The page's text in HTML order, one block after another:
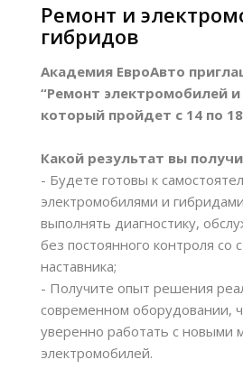
Ремонт и
гибридов
Академия ЕвроАвто
“Ремонт электромобилей
который пройдет с 14 по
Какой результат вы
- Будете готовы к
электромобилями и
выполнять диагностику,
без постоянного контроля со
наставника;
- Получите опыт решения
современном оборудовании,
уверенно работать с новыми
электромобилей.